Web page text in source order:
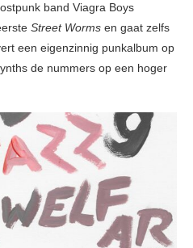
band Viagra Boys
Street Worms en gaat zelfs
een eigenzinnig punkalbum op
de nummers op een hoger